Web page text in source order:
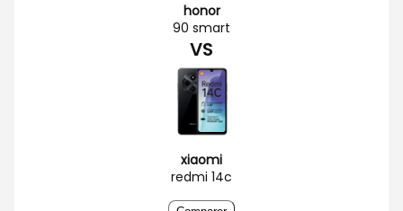
honor
90 smart
VS
xiaomi
redmi 14c